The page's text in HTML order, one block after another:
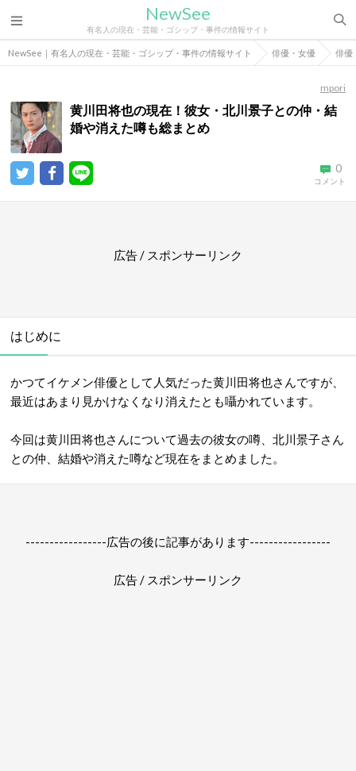
NewSee
有名人の現在・芸能・ゴシップ・事件の情報サイト
NewSee｜有名人の現在・芸能・ゴシップ・事件の情報サイト 俳優・女優 俳優
mpori
黄川田将也の現在！彼女・北川景子との仲・結
婚や消えた噂も総まとめ
0
コメント
広告 / スポンサーリンク
はじめに
かつてイケメン俳優として人気だった黄川田将也さんですが、
最近はあまり見かけなくなり消えたとも囁かれています。
今回は黄川田将也さんについて過去の彼女の噂、北川景子さん
との仲、結婚や消えた噂など現在をまとめました。
-----------------広告の後に記事があります-----------------
広告 / スポンサーリンク